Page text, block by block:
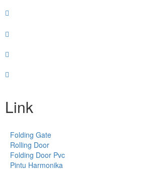
Link
Folding Gate
Rolling Door
Folding Door Pvc
Pintu Harmonika